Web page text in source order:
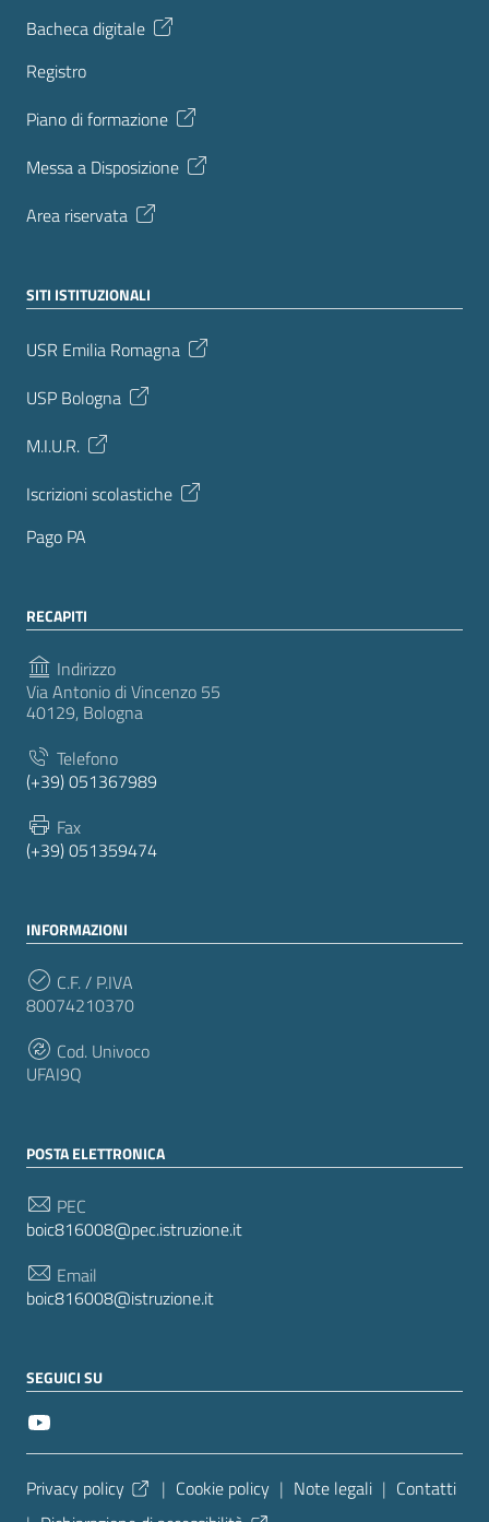
Bacheca digitale
Registro
Piano di formazione
Messa a Disposizione
Area riservata
SITI ISTITUZIONALI
USR Emilia Romagna
USP Bologna
M.I.U.R.
Iscrizioni scolastiche
Pago PA
RECAPITI
Indirizzo
Via Antonio di Vincenzo 55
40129, Bologna
Telefono
(+39) 051367989
Fax
(+39) 051359474
INFORMAZIONI
C.F. / P.IVA
80074210370
Cod. Univoco
UFAI9Q
POSTA ELETTRONICA
PEC
boic816008@pec.istruzione.it
Email
boic816008@istruzione.it
SEGUICI SU
Sezione Link Utili
Privacy policy | Cookie policy | Note legali | Contatti